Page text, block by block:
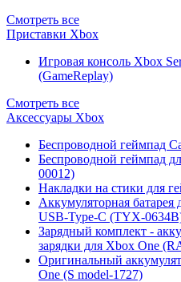
Смотреть все
Приставки Xbox
Игровая консоль Xbox
(GameReplay)
Смотреть все
Аксессуары Xbox
Беспроводной геймпад
Беспроводной геймпад
00012)
Накладки на стики для
Аккумуляторная батарея
USB-Type-C (TYX-
Зарядный комплект -
зарядки для Xbox One
Оригинальный
One (S model-1727)